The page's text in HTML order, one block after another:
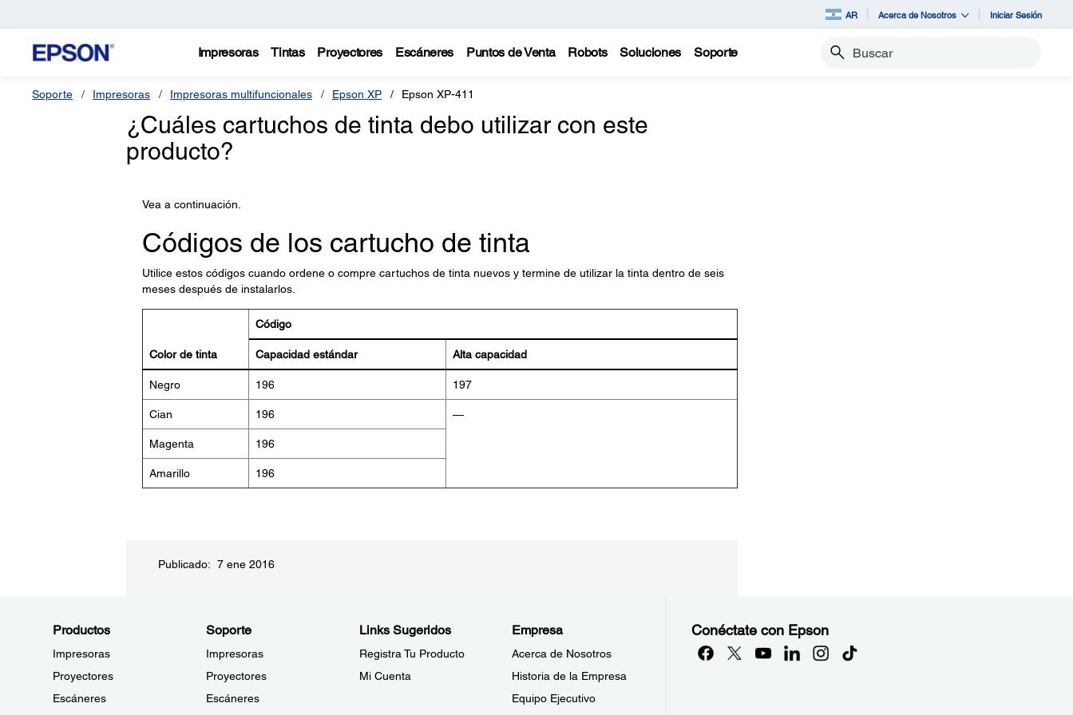
AR Acerca de Nosotros Iniciar Sesión
Impresoras Tintas Proyectores Escáneres Puntos de Venta Robots Soluciones Soporte Buscar
Soporte Impresoras Impresoras multifuncionales Epson XP Epson XP-411
¿Cuáles cartuchos de tinta debo utilizar con este
producto?
Vea a continuación.
Códigos de los cartucho de tinta
Utilice estos códigos cuando ordene o compre cartuchos de tinta nuevos y termine de utilizar la tinta dentro de seis
meses después de instalarlos.
Color de tinta
Código
Capacidad estándar Alta capacidad
Negro 196 197
Cian 196 —
Magenta 196
Amarillo 196
Publicado: 7 ene 2016
Productos
Impresoras
Proyectores
Escáneres
Soporte
Impresoras
Proyectores
Escáneres
Links Sugeridos
Registra Tu Producto
Mi Cuenta
Empresa
Acerca de Nosotros
Historia de la Empresa
Equipo Ejecutivo
Conéctate con Epson